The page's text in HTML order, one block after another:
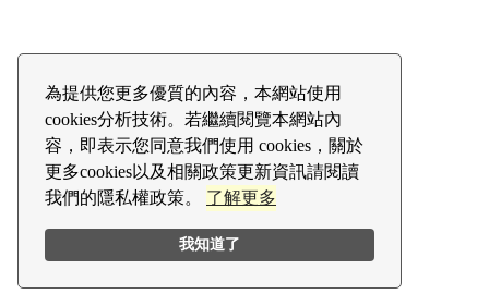
為提供您更多優質的內容，本網站使用
cookies分析技術。若繼續閱覽本網站內
容，即表示您同意我們使用 cookies，關於
更多cookies以及相關政策更新資訊請閱讀
我們的隱私權政策。 了解更多
我知道了